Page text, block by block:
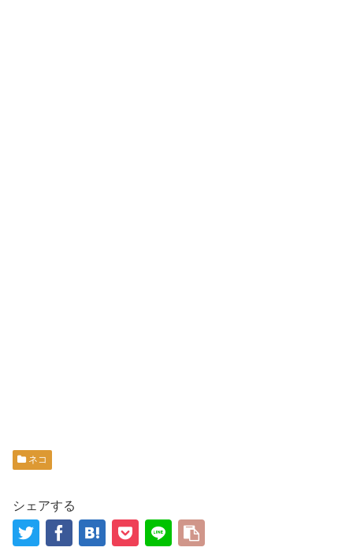
ネコ
シェアする